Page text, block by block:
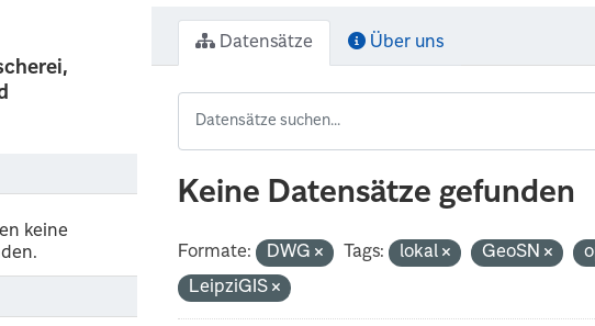
keine
Datensätze Über uns
Keine Datensätze gefunden
Formate: DWG Tags: lokal GeoSN
LeipziGIS